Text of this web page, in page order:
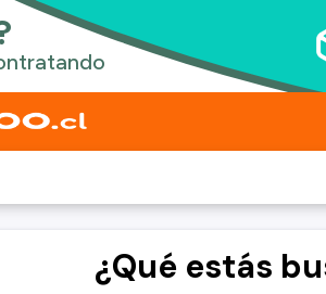
¿Qué estás